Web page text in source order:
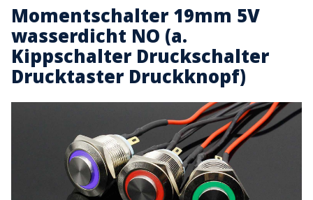
Momentschalter 19mm 5V
wasserdicht NO (a.
Kippschalter Druckschalter
Drucktaster Druckknopf)